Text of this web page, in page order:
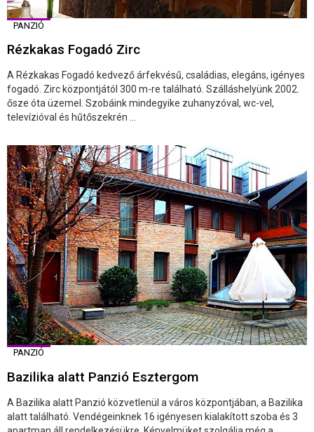
PANZIÓ
Rézkakas Fogadó Zirc
A Rézkakas Fogadó kedvező árfekvésű, családias, elegáns, igényes
fogadó. Zirc központjától 300 m-re található. Szálláshelyünk 2002.
ősze óta üzemel. Szobáink mindegyike zuhanyzóval, wc-vel,
televízióval és hűtőszekrén ...
PANZIÓ
Bazilika alatt Panzió Esztergom
A Bazilika alatt Panzió közvetlenül a város központjában, a Bazilika
alatt található. Vendégeinknek 16 igényesen kialakított szoba és 3